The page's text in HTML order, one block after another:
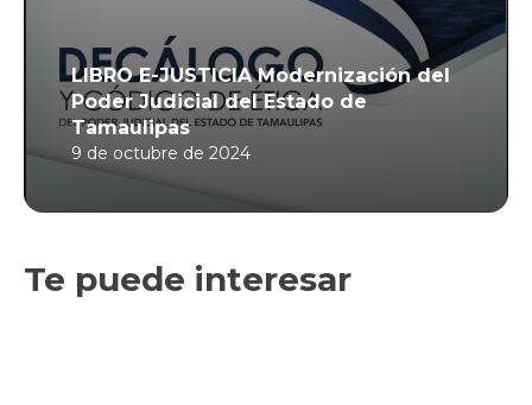
LIBRO E-JUSTICIA Modernización del
Poder Judicial del Estado de
Tamaulipas
9 de octubre de 2024
Te puede interesar